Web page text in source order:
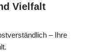
Vielfalt
– Ihre